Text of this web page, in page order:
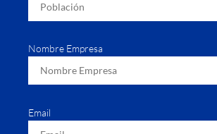
Nombre Empresa
Email